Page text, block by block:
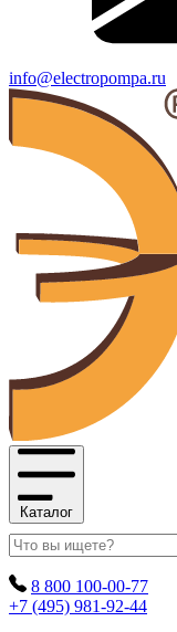
info@electropompa.ru
Каталог
8 800 100-00-77
+7 (495) 981-92-44